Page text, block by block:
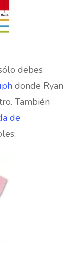
debes
donde Ryan
También
de